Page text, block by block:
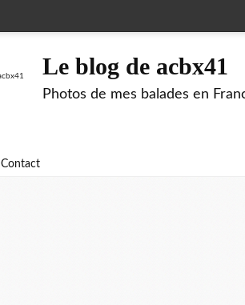
Le blog de acbx41
Photos de mes balades en
Contact